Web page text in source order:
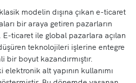
modelin dışına çıkan e-ticaret
bir araya getiren pazarların
E-ticaret ile global pazarlara açılan
teknolojileri işlerine entegre
boyut kazandırmıştır.
alt yapının kullanımı